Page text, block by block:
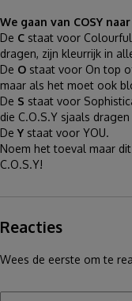
We gaan van COSY naar
De C staat voor
dragen, zijn kleurrijk in
De O staat voor On top
maar als het moet ook
De S staat voor
die C.O.S.Y sjaals
DeY staat voor YOU.
Noem het toeval maar
C.O.S.Y!
Reacties
Wees de eerste om te